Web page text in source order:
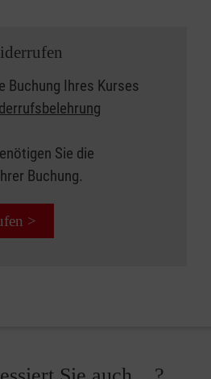
Buchung Ihres Kurses
Sie die
Buchung.
>